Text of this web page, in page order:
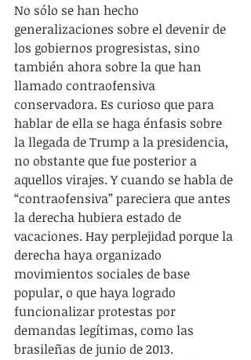
No sólo se han hecho
generalizaciones sobre el devenir de
los gobiernos progresistas, sino
también ahora sobre la que han
llamado contraofensiva
conservadora. Es curioso que para
hablar de ella se haga énfasis sobre
la llegada de Trump a la presidencia,
no obstante que fue posterior a
aquellos virajes. Y cuando se habla de
“contraofensiva” pareciera que antes
la derecha hubiera estado de
vacaciones. Hay perplejidad porque la
derecha haya organizado
movimientos sociales de base
popular, o que haya logrado
funcionalizar protestas por
demandas legítimas, como las
brasileñas de junio de 2013.